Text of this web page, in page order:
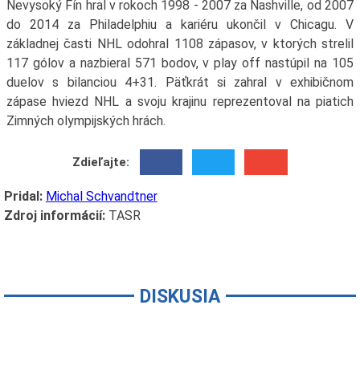
Nevysoký Fín hral v rokoch 1998 - 2007 za Nashville, od 2007
do 2014 za Philadelphiu a kariéru ukončil v Chicagu. V
základnej časti NHL odohral 1108 zápasov, v ktorých strelil
117 gólov a nazbieral 571 bodov, v play off nastúpil na 105
duelov s bilanciou 4+31. Päťkrát si zahral v exhibičnom
zápase hviezd NHL a svoju krajinu reprezentoval na piatich
Zimných olympijských hrách.
Zdieľajte:
Pridal: Michal Schvandtner
Zdroj informácií:TASR
DISKUSIA